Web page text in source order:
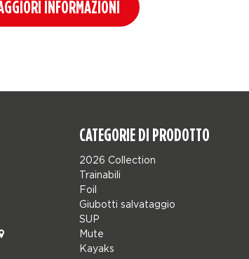
INFORMAZIONI
CATEGORIE DI PRODOTTO
2026 Collection
Trainabili
Foil
Giubotti salvataggio
SUP
Mute
Kayaks